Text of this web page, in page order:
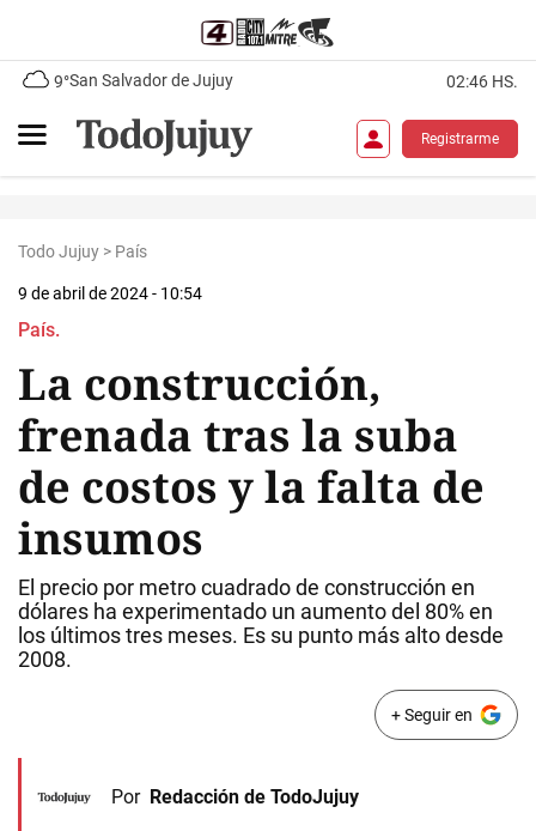
9°San Salvador de Jujuy 02:46 HS.
Registrarme
Todo Jujuy > País
9 de abril de 2024 - 10:54
País.
La construcción,
frenada tras la suba
de costos y la falta de
insumos
El precio por metro cuadrado de construcción en
dólares ha experimentado un aumento del 80% en
los últimos tres meses. Es su punto más alto desde
2008.
+ Seguir en
Por Redacción de TodoJujuy